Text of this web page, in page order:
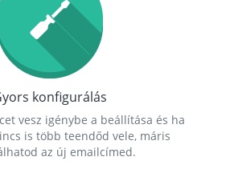
konfigurálás
vesz igénybe a beállítása és ha
is több teendőd vele, máris
az új emailcímed.